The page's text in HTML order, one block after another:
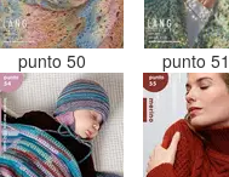
punto 50 punto 51